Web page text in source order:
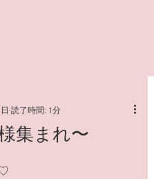
集まれ〜
読了時間: 1分
♡